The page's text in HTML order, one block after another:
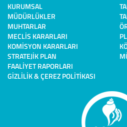
KURUMSAL
MÜDÜRLÜKLER
MUHTARLAR
MECLIS KARARLARI
KOMISYON KARARLARI
STRATEJIK PLAN
FAALIYET RAPORLARI
GIZLILIK & ÇEREZ POLITIKASI